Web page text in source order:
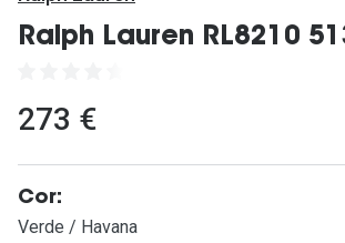
Ralph Lauren RL8210
273 €
Cor:
Verde / Havana